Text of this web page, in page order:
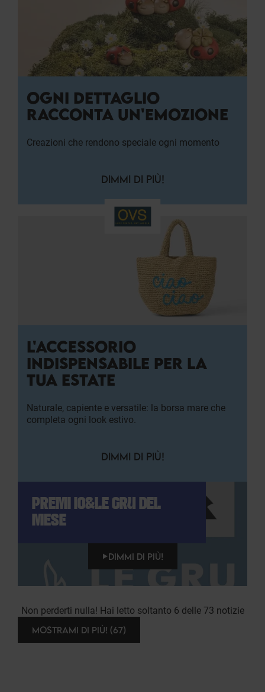
OGNI DETTAGLIO
RACCONTA UN'EMOZIONE
Creazioni che rendono speciale ogni momento
DIMMI DI PIÙ!
L'ACCESSORIO
INDISPENSABILE PER LA
TUA ESTATE
Naturale, capiente e versatile: la borsa mare che
completa ogni look estivo.
DIMMI DI PIÙ!
PREMI IO&LE GRU DEL
MESE
DIMMI DI PIÙ!
Non perderti nulla! Hai letto soltanto 6 delle 73 notizie
MOSTRAMI DI PIÙ! (67)